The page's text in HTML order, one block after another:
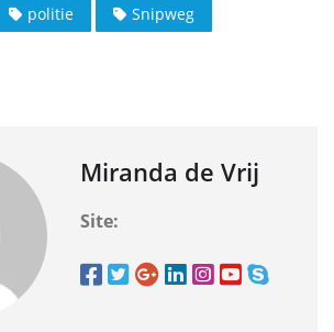
politie
Snipweg
Miranda de Vrij
Site: